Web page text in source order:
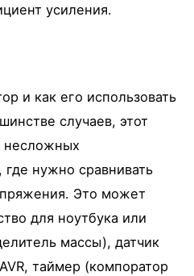
усиления.
и как его использовать
случаев, этот
несложных
нужно сравнивать
Это может
для ноутбука или
массы), датчик
таймер (компоратор